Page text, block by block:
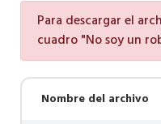
Para descargar el
cuadro "No soy un
Nombre del archivo